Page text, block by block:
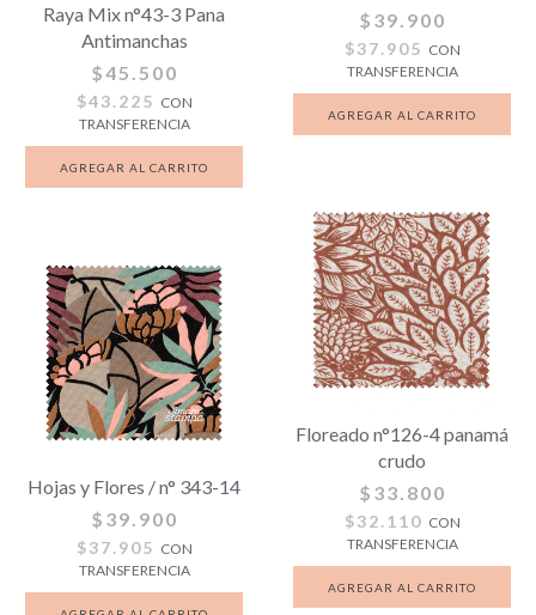
Raya Mix n°43-3 Pana
Antimanchas
$45.500
$43.225 CON
TRANSFERENCIA
$39.900
$37.905 CON
TRANSFERENCIA
Hojas y Flores / n° 343-14
$39.900
$37.905 CON
TRANSFERENCIA
Floreado n°126-4 panamá
crudo
$33.800
$32.110 CON
TRANSFERENCIA